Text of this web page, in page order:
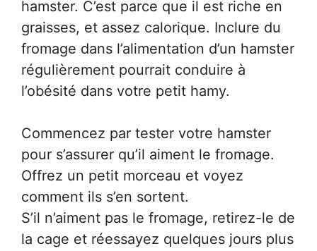
hamster. C’est parce que il est riche en
graisses, et assez calorique. Inclure du
fromage dans l’alimentation d’un hamster
régulièrement pourrait conduire à
l’obésité dans votre petit hamy.
Commencez par tester votre hamster
pour s’assurer qu’il aiment le fromage.
Offrez un petit morceau et voyez
comment ils s’en sortent.
S’il n’aiment pas le fromage, retirez-le de
la cage et réessayez quelques jours plus